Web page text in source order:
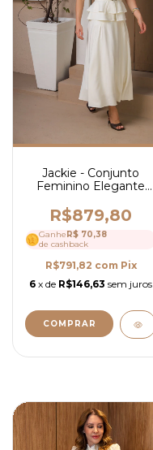
Jackie - Conjunto
Feminino Elegante
Saia Mídi Blusa
Peplum e Cinto- Ref
4150
R$879,80
Ganhe R$ 70,38
de cashback
R$791,82 com Pix
6 x de R$146,63 sem juros
COMPRAR